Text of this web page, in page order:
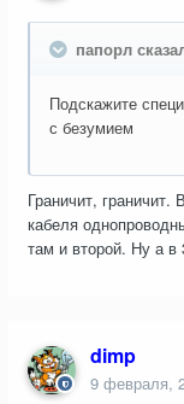
папорл
Подскажите
с безумием
Граничит,
кабеля
там и второй. Ну а
dimp
9 февраля,